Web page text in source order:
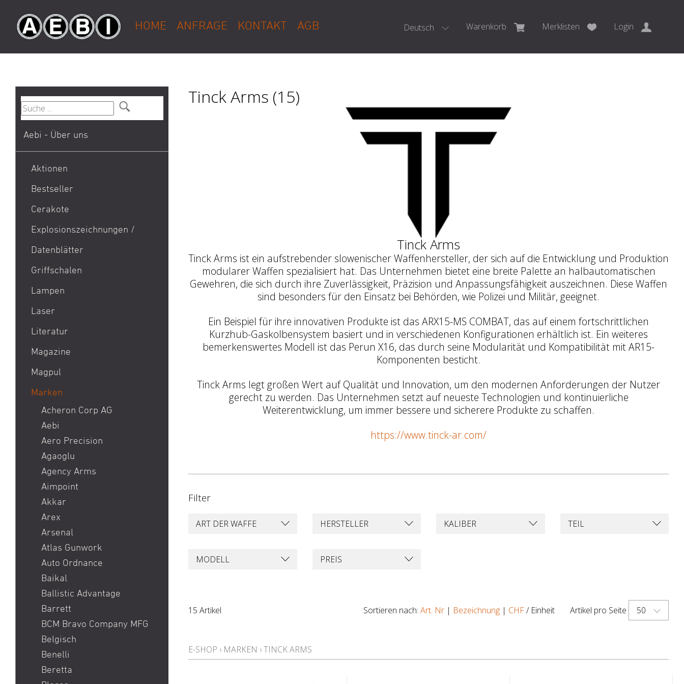
Deutsch Warenkorb Merklisten Login
HOME ANFRAGE KONTAKT AGB
Aebi - Über uns
Aktionen
Bestseller
1911
Aktion Bester Preis
AR 15
B&T Print-X
CZ 75 / CZ TS
Eotech EXPS3 / Eotech
EXPS2
Glock 48 / Glock 43X
Heckler & Koch MP5 /
Heckler & Koch SP5
Heckler & Koch MR223 /
Heckler & Koch 416
Holosun HS510C / Holosun
407C
Pistole
Red Dot
Ringkorn stgw 90 / Stgw
90 Ringkorn
Sig P210 / Sig P49
Sig P226 / Sig P228
Sig P320 Legion / Sig
P320 AXG
Sig P320 M17 / Sig P320
M18
Sig P322
Sig P365 / Sig P365XL
Sig Sauer MCX / Sig Sauer
MPX
SIG SG 551 / SIG SG 552 /
Cerakote
Explosionszeichnungen /
Datenblätter
Griffschalen
Lampen
Laser
Literatur
Magazine
Magpul
Marken
Acheron Corp AG
Aebi
Aero Precision
Agaoglu
Agency Arms
Aimpoint
Akkar
Arex
Arsenal
Atlas Gunwork
Auto Ordnance
Baikal
Ballistic Advantage
Barrett
BCM Bravo Company MFG
Belgisch
Benelli
Beretta
Tinck Arms (15)
Tinck Arms
Tinck Arms ist ein aufstrebender slowenischer Waffenhersteller, der sich auf die Entwicklung und Produktion
modularer Waffen spezialisiert hat. Das Unternehmen bietet eine breite Palette an halbautomatischen
Gewehren, die sich durch ihre Zuverlässigkeit, Präzision und Anpassungsfähigkeit auszeichnen. Diese Waffen
sind besonders für den Einsatz bei Behörden, wie Polizei und Militär, geeignet.
Ein Beispiel für ihre innovativen Produkte ist das ARX15-MS COMBAT, das auf einem fortschrittlichen
Kurzhub-Gaskolbensystem basiert und in verschiedenen Konfigurationen erhältlich ist. Ein weiteres
bemerkenswertes Modell ist das Perun X16, das durch seine Modularität und Kompatibilität mit AR15-
Komponenten besticht.
Tinck Arms legt großen Wert auf Qualität und Innovation, um den modernen Anforderungen der Nutzer
gerecht zu werden. Das Unternehmen setzt auf neueste Technologien und kontinuierliche
Weiterentwicklung, um immer bessere und sicherere Produkte zu schaffen.
https://www.tinck-ar.com/
Filter
ART DER WAFFE HERSTELLER KALIBER TEIL
MODELL PREIS
Artikel pro Seite 50
Sortieren nach: Art. Nr | Bezeichnung | CHF/ Einheit
15 Artikel
E-SHOP › MARKEN ›TINCK ARMS